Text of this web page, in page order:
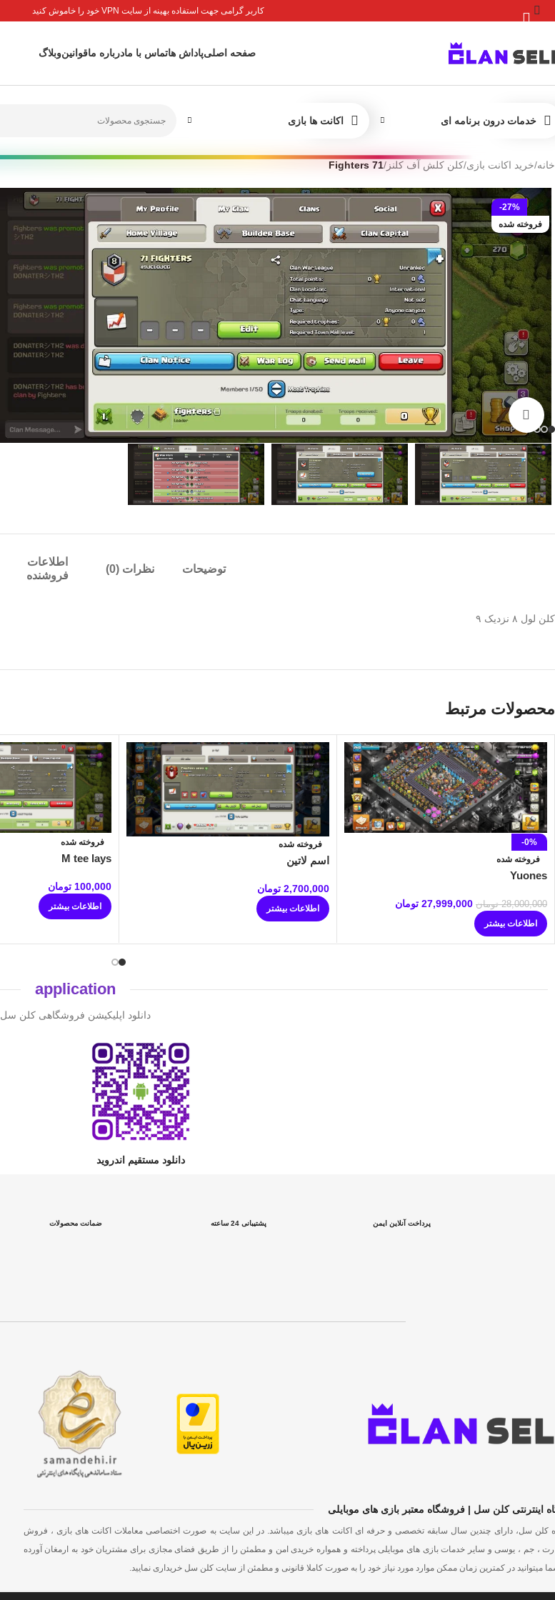
کاربر گرامی جهت استفاده بهینه از سایت VPN خود را خاموش کنید
صفحه اصلیپاداش هاتماس با مادرباره ماقوانینوبلاگ
خدمات درون برنامه ای اکانت ها بازی
خانه/خرید اکانت بازی/کلن کلش آف کلنز /
71 Fighters
-27%
فروخته شده
برای بزرگنمایی کلیک کنید
توضیحات نظرات (0)
اطلاعات
فروشنده
کلن لول ۸ نزدیک ۹
محصولات مرتبط
-0%
فروخته شده
Yuones
28,000,000 تومان 27,999,000 تومان
اطلاعات بیشتر
فروخته شده
اسم لاتین
2,700,000 تومان
اطلاعات بیشتر
فروخته شده
M tee lays
100,000 تومان
اطلاعات بیشتر
application
دانلود اپلیکیشن فروشگاهی کلن سل
دانلود مستقیم اندروید
پرداخت آنلاین ایمن پشتیبانی 24 ساعته ضمانت محصولات
اینترنتی کلن سل | فروشگاه معتبر بازی های موبایلی
کلن سل، دارای چندین سال سابقه تخصصی و حرفه ای اکانت های بازی میباشد. در این سایت به صورت اختصاصی معاملات اکانت های بازی ، فروش
، جم ، یوسی و سایر خدمات بازی های موبایلی پرداخته و همواره خریدی امن و مطمئن را از طریق فضای مجازی برای مشتریان خود به ارمغان آورده
میتوانید در کمترین زمان ممکن موارد مورد نیاز خود را به صورت کاملا قانونی و مطمئن از سایت کلن سل خریداری نمایید.